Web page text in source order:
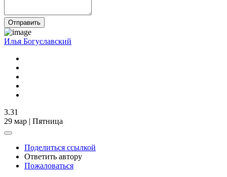
Отправить
Илья Богуславский
3.31
29 мар | Пятница
Поделиться ссылкой
Ответить автору
Пожаловаться